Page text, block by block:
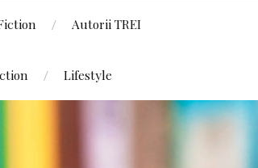
Autorii TREI
Lifestyle